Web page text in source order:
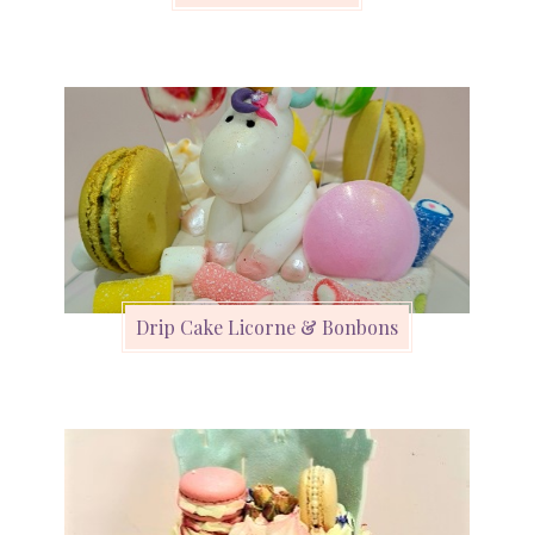
Drip Cake Licorne & Bonbons